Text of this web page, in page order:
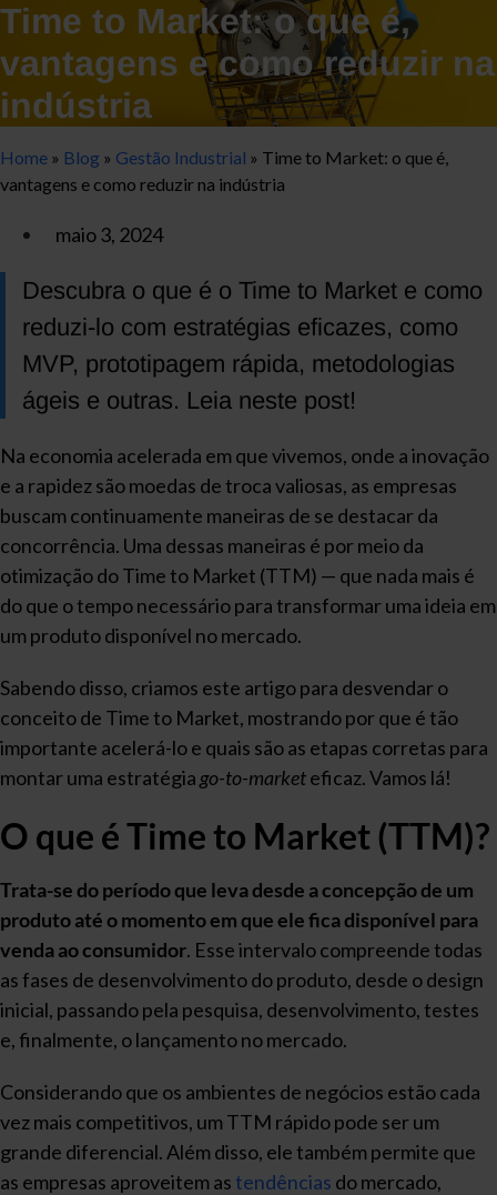
Time to Market: o que é,
vantagens e como reduzir na
indústria
Home » Blog » Gestão Industrial » Time to Market: o que é,
vantagens e como reduzir na indústria
maio 3, 2024
Descubra o que é o Time to Market e como
reduzi-lo com estratégias eficazes, como
MVP, prototipagem rápida, metodologias
ágeis e outras. Leia neste post!
Na economia acelerada em que vivemos, onde a inovação
e a rapidez são moedas de troca valiosas, as empresas
buscam continuamente maneiras de se destacar da
concorrência. Uma dessas maneiras é por meio da
otimização do Time to Market (TTM) — que nada mais é
do que o tempo necessário para transformar uma ideia em
um produto disponível no mercado.
Sabendo disso, criamos este artigo para desvendar o
conceito de Time to Market, mostrando por que é tão
importante acelerá-lo e quais são as etapas corretas para
montar uma estratégiago-to-marketeficaz. Vamos lá!
O que é Time to Market (TTM)?
Trata-se do período que leva desde a concepção de um
produto até o momento em que ele fica disponível para
venda ao consumidor. Esse intervalo compreende todas
as fases de desenvolvimento do produto, desde o design
inicial, passando pela pesquisa, desenvolvimento, testes
e, finalmente, o lançamento no mercado.
Considerando que os ambientes de negócios estão cada
vez mais competitivos, um TTM rápido pode ser um
grande diferencial. Além disso, ele também permite que
as empresas aproveitem as tendências do mercado,